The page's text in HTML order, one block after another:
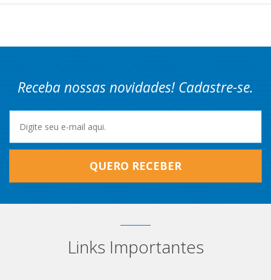
Receba nossas novidades! Cadastre-se.
QUERO RECEBER
Links Importantes